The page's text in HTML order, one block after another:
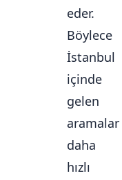
eder.
Böylece
İstanbul
içinde
gelen
aramalar
daha
hızlı